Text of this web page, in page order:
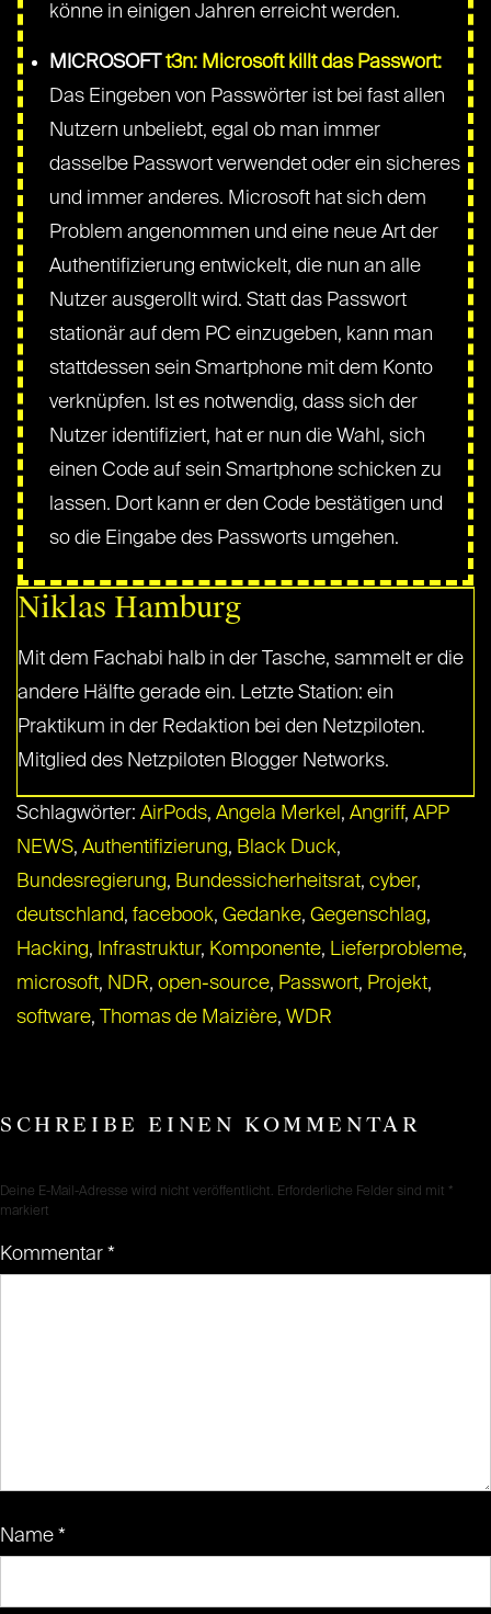
könne in einigen Jahren erreicht werden.
MICROSOFTt3n: Microsoft killt das Passwort:
Das Eingeben von Passwörter ist bei fast allen
Nutzern unbeliebt, egal ob man immer
dasselbe Passwort verwendet oder ein sicheres
und immer anderes. Microsoft hat sich dem
Problem angenommen und eine neue Art der
Authentifizierung entwickelt, die nun an alle
Nutzer ausgerollt wird. Statt das Passwort
stationär auf dem PC einzugeben, kann man
stattdessen sein Smartphone mit dem Konto
verknüpfen. Ist es notwendig, dass sich der
Nutzer identifiziert, hat er nun die Wahl, sich
einen Code auf sein Smartphone schicken zu
lassen. Dort kann er den Code bestätigen und
so die Eingabe des Passworts umgehen.
Niklas Hamburg
Mit dem Fachabi halb in der Tasche, sammelt er die
andere Hälfte gerade ein. Letzte Station: ein
Praktikum in der Redaktion bei den Netzpiloten.
Mitglied des Netzpiloten Blogger Networks.
Schlagwörter: AirPods, Angela Merkel , Angriff, APP
NEWS, Authentifizierung, Black Duck,
Bundesregierung, Bundessicherheitsrat, cyber,
deutschland, facebook, Gedanke, Gegenschlag,
Hacking, Infrastruktur, Komponente, Lieferprobleme,
microsoft, NDR, open-source, Passwort, Projekt,
software, Thomas de Maizière, WDR
SCHREIBE EINEN KOMMENTAR
Deine E-Mail-Adresse wird nicht veröffentlicht. Erforderliche Felder sind mit *
markiert
Kommentar *
Name *